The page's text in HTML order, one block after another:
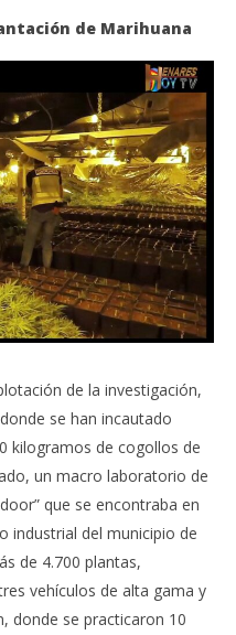
de Marihuana
de la investigación,
se han incautado
kilogramos de cogollos de
un macro laboratorio de
que se encontraba en
industrial del municipio de
de 4.700 plantas,
vehículos de alta gama y
donde se practicaron 10